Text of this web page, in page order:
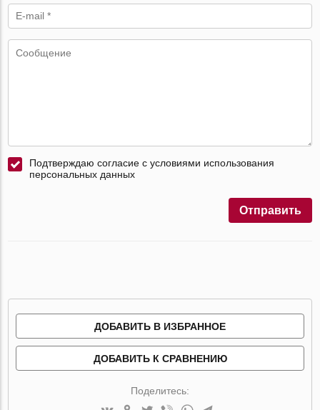
Подтверждаю согласие с условиями использования
персональных данных
Отправить
ДОБАВИТЬ В ИЗБРАННОЕ
ДОБАВИТЬ К СРАВНЕНИЮ
Поделитесь: